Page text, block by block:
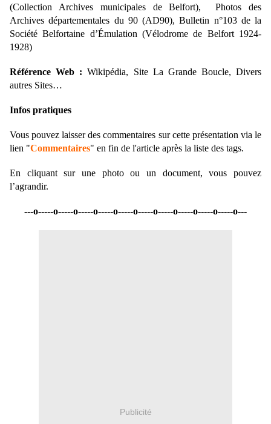
(Collection Archives municipales de Belfort), Photos des
Archives départementales du 90 (AD90), Bulletin n°103 de la
Société Belfortaine d’Émulation (Vélodrome de Belfort 1924-
1928)
Référence Web :Wikipédia, Site La Grande Boucle, Divers
autres Sites…
Infos pratiques
Vous pouvez laisser des commentaires sur cette présentation via le
lien "Commentaires" en fin de l'article après la liste des tags.
En cliquant sur une photo ou un document, vous pouvez
l’agrandir.
---o-----o-----o-----o-----o-----o-----o-----o-----o-----o-----o---
Publicité